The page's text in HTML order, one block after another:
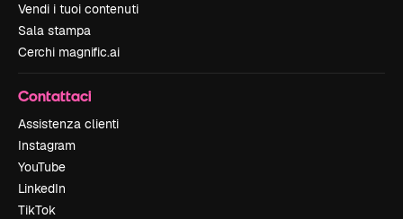
Vendi i tuoi contenuti
Sala stampa
Cerchi magnific.ai
Contattaci
Assistenza clienti
Instagram
YouTube
LinkedIn
TikTok